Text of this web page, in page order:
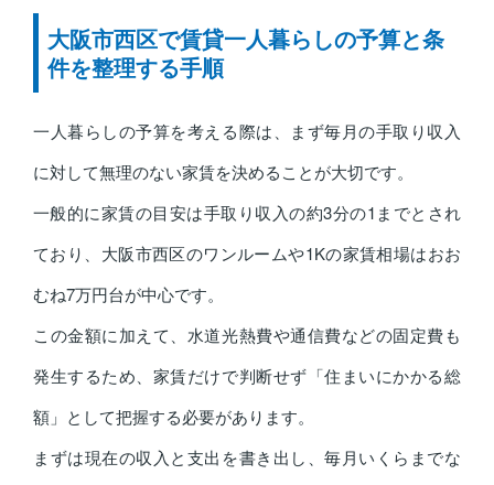
大阪市西区で賃貸一人暮らしの予算と条
件を整理する手順
一人暮らしの予算を考える際は、まず毎月の手取り収入
に対して無理のない家賃を決めることが大切です。
一般的に家賃の目安は手取り収入の約3分の1までとされ
ており、大阪市西区のワンルームや1Kの家賃相場はおお
むね7万円台が中心です。
この金額に加えて、水道光熱費や通信費などの固定費も
発生するため、家賃だけで判断せず「住まいにかかる総
額」として把握する必要があります。
まずは現在の収入と支出を書き出し、毎月いくらまでな